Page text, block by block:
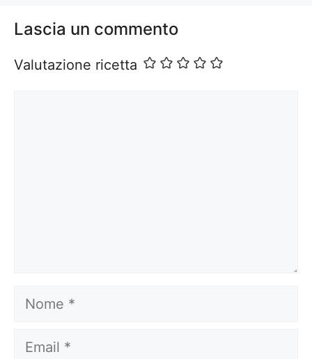
Lascia un commento
Valutazione ricetta
Nome
Email